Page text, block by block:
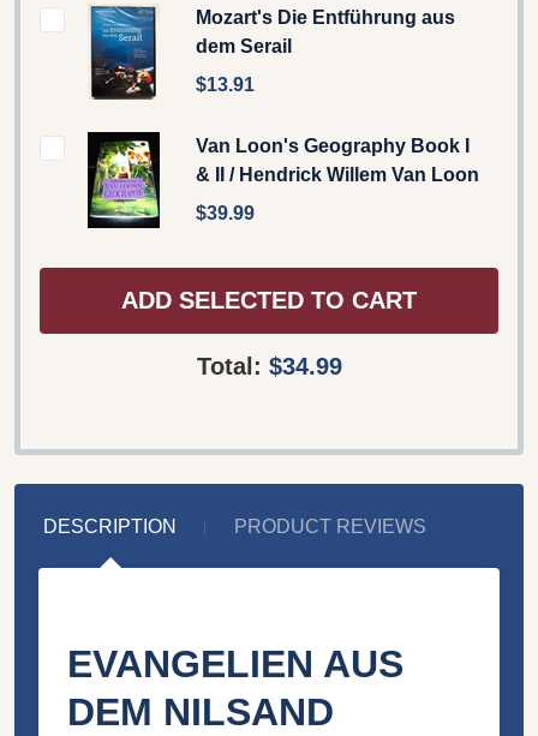
Mozart's Die Entführung aus
dem Serail
$13.91
Van Loon's Geography Book I
& II / Hendrick Willem Van Loon
$39.99
ADD SELECTED TO CART
Total: $34.99
DESCRIPTION PRODUCT REVIEWS
EVANGELIEN AUS
DEM NILSAND